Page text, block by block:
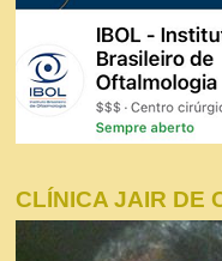
CLÍNICA JAIR DE